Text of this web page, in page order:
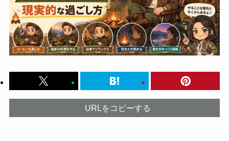
URLをコピーする